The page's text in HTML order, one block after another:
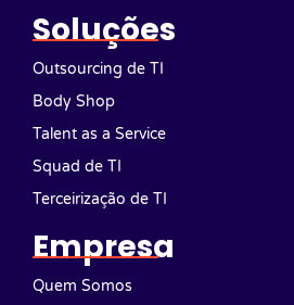
Soluções
Outsourcing de TI
Body Shop
Talent as a Service
Squad de TI
Terceirização de TI
Empresa
Quem Somos